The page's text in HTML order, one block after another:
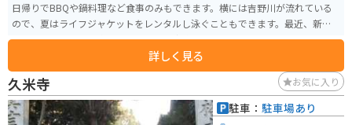
日帰りでBBQや鍋料理など食事のみもできます。横には吉野川が流れている
ので、夏はライフジャケットをレンタルし泳ぐこともできます。最近、新た
にスケートボードも楽しめるパークも完成したのでスケートボードをする子
詳しく見る
久米寺 お気に入り
駐車： 駐車場あり